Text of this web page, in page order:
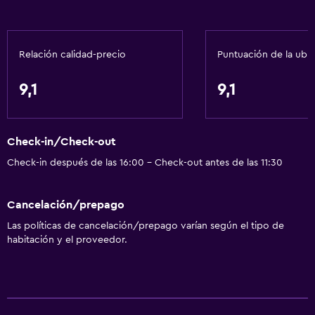
Relación calidad-precio
9,1
Puntuación de la
9,1
Check-in/Check-out
Check-in después de las 16:00 - Check-out antes de las 11:30
Cancelación/prepago
Las políticas de cancelación/prepago varían según el tipo de
habitación y el proveedor.